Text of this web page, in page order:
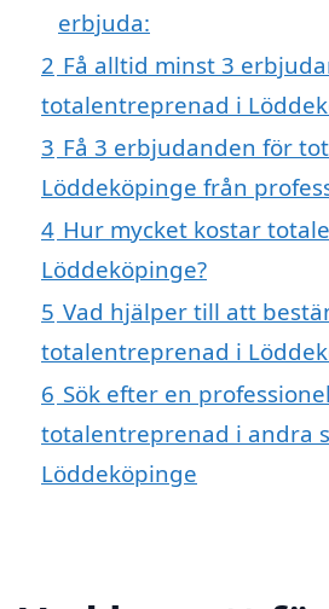
erbjuda:
2 Få alltid minst 3
totalentreprenad i
3 Få 3 erbjudanden för
Löddeköpinge från
4 Hur mycket kostar
Löddeköpinge?
5 Vad hjälper till att
totalentreprenad i
6 Sök efter en
totalentreprenad i andra
Löddeköpinge